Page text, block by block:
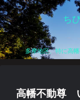
ち
多摩地区、特に高
高幡不動尊